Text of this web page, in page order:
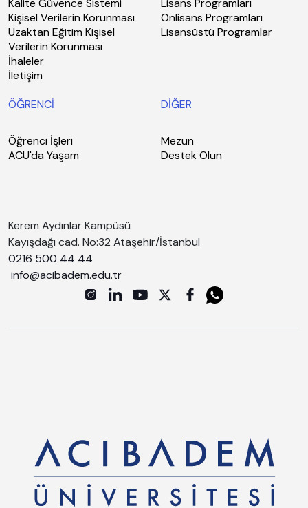
Kalite Güvence Sistemi
Kişisel Verilerin Korunması
Uzaktan Eğitim Kişisel
Verilerin Korunması
İhaleler
İletişim
Lisans Programları
Önlisans Programları
Lisansüstü Programlar
ÖĞRENCİ
Öğrenci İşleri
ACU'da Yaşam
DİĞER
Mezun
Destek Olun
Kerem Aydınlar Kampüsü
Kayışdağı cad. No:32 Ataşehir/İstanbul
0216 500 44 44
info@acibadem.edu.tr